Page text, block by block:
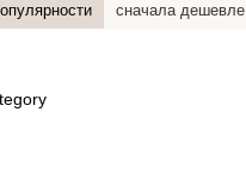
сначала дешевле